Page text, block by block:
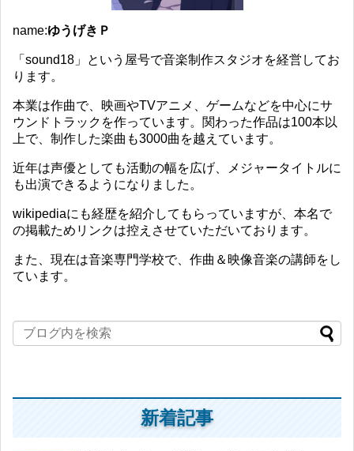
name:ゆうげきＰ
「sound18」という屋号で音楽制作スタジオを経営してお
ります。
本業は作曲で、映画やTVアニメ、ゲームなどを中心にサ
ウンドトラックを作っています。関わった作品は100本以
上で、制作した楽曲も3000曲を越えています。
近年は声優としても活動の幅を広げ、メジャータイトルに
も出演できるようになりました。
wikipediaにも経歴を紹介してもらっていますが、本名で
の掲載ためリンクは控えさせていただいております。
また、現在は音楽専門学校で、作曲＆映像音楽の講師をし
ています。
新着記事